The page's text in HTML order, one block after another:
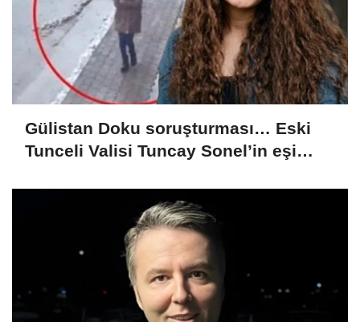
Gülistan Doku soruşturması… Eski
Tunceli Valisi Tuncay Sonel’in eşi